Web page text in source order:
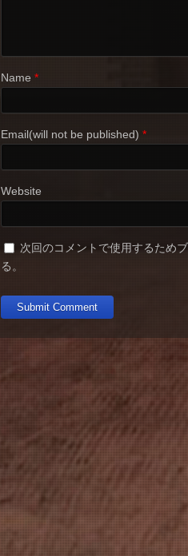
Name *
Email(will not be published) *
Website
次回のコメントで使用するため
る。